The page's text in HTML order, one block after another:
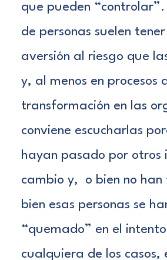
que pueden “controlar”.
de personas suelen
aversión al riesgo que
y, al menos en procesos
transformación en las
conviene escucharlas
hayan pasado por otros
cambio y, o bien no han
bien esas personas se
“quemado” en el
cualquiera de los casos,